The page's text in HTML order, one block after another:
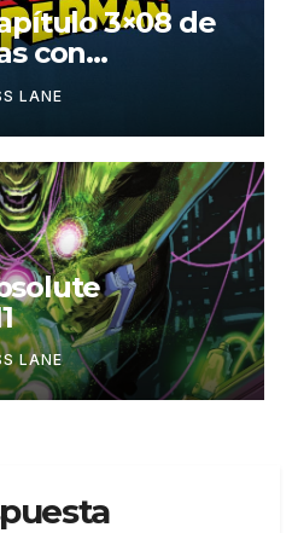
3×08 de
con
LANE
LANE